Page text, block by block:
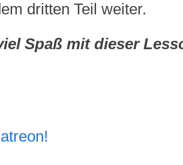
dritten Teil weiter.
Spaß mit dieser